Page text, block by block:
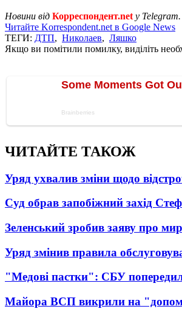
Новини від Корреспондент.net у
Читайте Korrespondent.net в Google News
ТЕГИ: ДТП, Николаев, Ляшко
Якщо ви помітили помилку, виділіть
ЧИТАЙТЕ ТАКОЖ
Уряд ухвалив зміни щодо
Суд обрав запобіжний захід
Зеленський зробив заяву про
Уряд змінив правила
"Медові пастки": СБУ
Майора ВСП викрили на